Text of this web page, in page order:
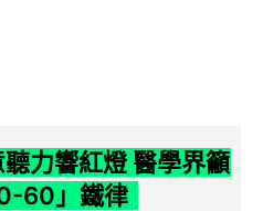
力響紅燈 醫學界籲
60」鐵律